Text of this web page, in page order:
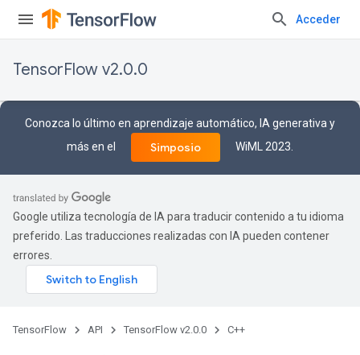
Acceder
TensorFlow v2.0.0
Conozca lo último en aprendizaje automático, IA generativa y
más en el
Simposio WiML 2023.
Google utiliza tecnología de IA para traducir contenido a tu idioma
preferido. Las traducciones realizadas con IA pueden contener
errores.
TensorFlow API TensorFlow v2.0.0 C++